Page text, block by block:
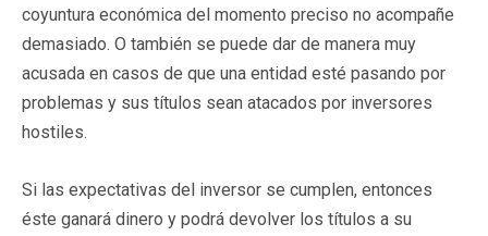
coyuntura económica del momento preciso no acompañe
demasiado. O también se puede dar de manera muy
acusada en casos de que una entidad esté pasando por
problemas y sus títulos sean atacados por inversores
hostiles.
Si las expectativas del inversor se cumplen, entonces
éste ganará dinero y podrá devolver los títulos a su